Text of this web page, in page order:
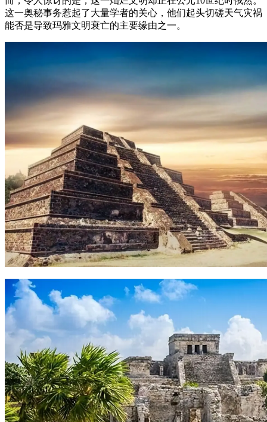
这一奥秘事务惹起了大量学者的关心，他们起头切磋天气灾祸
能否是导致玛雅文明衰亡的主要缘由之一。